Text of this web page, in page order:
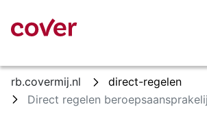
rb.covermij.nl
direct-regelen
Direct regelen